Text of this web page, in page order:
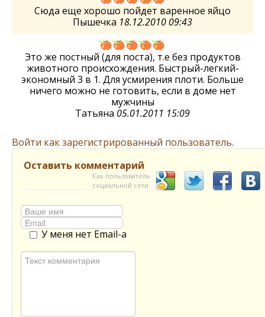
Сюда еще хорошо пойдет варенное яйцо
Пышечка 18.12.2010 09:43
Это же постный (для поста), т.е без продуктов
животного происхождения. Быстрый-легкий-
экономный 3 в 1. Для усмирения плоти. Больше
ничего можно не готовить, если в доме нет
мужчины
Татьяна 05.01.2011 15:09
Войти как зарегистрированный пользователь.
Оставить комментарий
Как пользователь
социальной сети
У меня нет Email-а